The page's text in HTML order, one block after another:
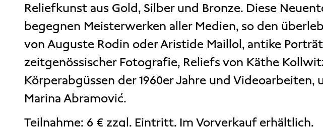
Reliefkunst aus Gold, Silber und Bronze. Diese
begegnen Meisterwerken aller Medien, so den
von Auguste Rodin oder Aristide Maillol, antike
zeitgenössischer Fotografie, Reliefs von Käthe
Körperabgüssen der 1960er Jahre und Videoarbeiten,
Marina Abramović.
Teilnahme: 6 € zzgl. Eintritt. Im Vorverkauf erhältlich.